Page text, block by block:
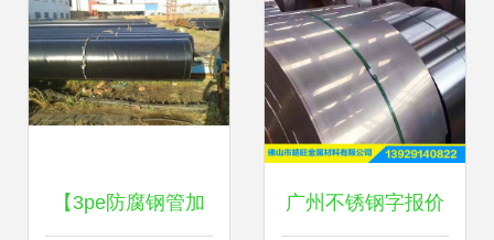
【3pe防腐钢管加 广州不锈钢字报价